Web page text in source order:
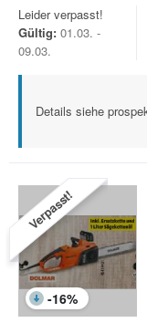
Leider verpasst!
Gültig: 01.03. -
09.03.
Details siehe
Verpasst!
-16%